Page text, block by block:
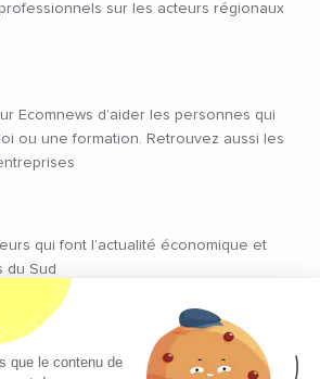
sur les acteurs régionaux
Ecomnews d’aider les personnes qui
ou une formation. Retrouvez aussi les
qui font l’actualité économique et
du Sud